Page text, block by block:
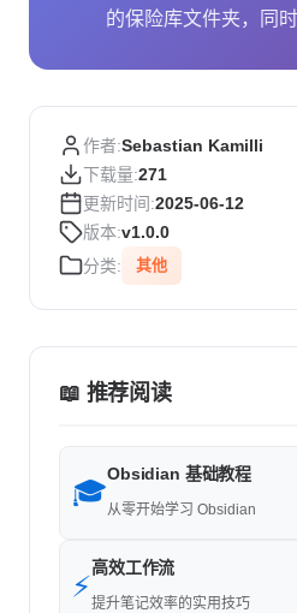
的保险库文件夹，同
作者:Sebastian Kamilli
下载量:271
更新时间:2025-06-12
版本:v1.0.0
分类:
其他
📖 推荐阅读
🎓
Obsidian 基础教程
从零开始学习 Obsidian
⚡
高效工作流
提升笔记效率的实用技巧